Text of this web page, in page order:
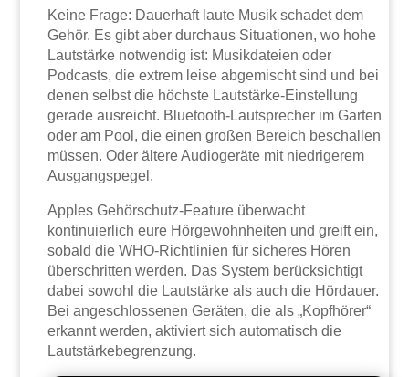
Keine Frage: Dauerhaft laute Musik schadet dem
Gehör. Es gibt aber durchaus Situationen, wo hohe
Lautstärke notwendig ist: Musikdateien oder
Podcasts, die extrem leise abgemischt sind und bei
denen selbst die höchste Lautstärke-Einstellung
gerade ausreicht. Bluetooth-Lautsprecher im Garten
oder am Pool, die einen großen Bereich beschallen
müssen. Oder ältere Audiogeräte mit niedrigerem
Ausgangspegel.
Apples Gehörschutz-Feature überwacht
kontinuierlich eure Hörgewohnheiten und greift ein,
sobald die WHO-Richtlinien für sicheres Hören
überschritten werden. Das System berücksichtigt
dabei sowohl die Lautstärke als auch die Hördauer.
Bei angeschlossenen Geräten, die als „Kopfhörer“
erkannt werden, aktiviert sich automatisch die
Lautstärkebegrenzung.